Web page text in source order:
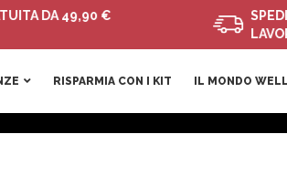
49,90 €
LAVORATIVI
RISPARMIA CON I KIT IL MONDO